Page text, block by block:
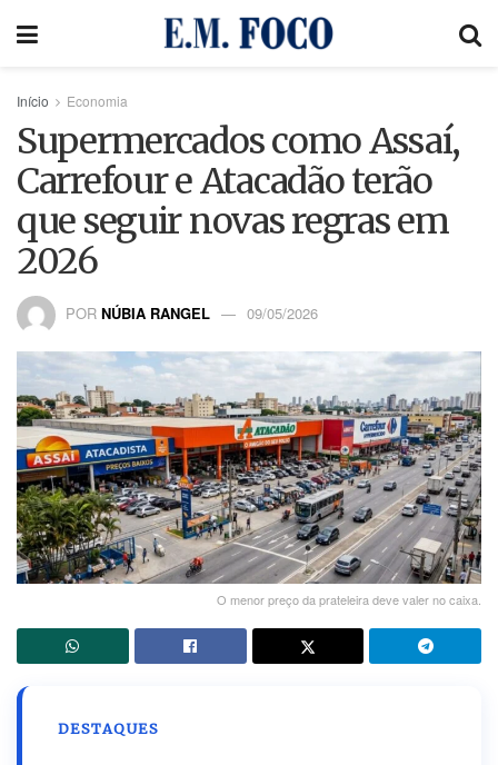
Início Economia
Supermercados como Assaí,
Carrefour e Atacadão terão
que seguir novas regras em
2026
POR NÚBIA RANGEL 09/05/2026
O menor preço da prateleira deve valer no caixa.
DESTAQUES